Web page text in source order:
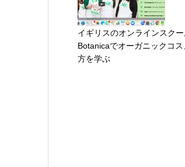
イギリスのオンラインスク
Botanicaでオーガニックコ
方を学ぶ